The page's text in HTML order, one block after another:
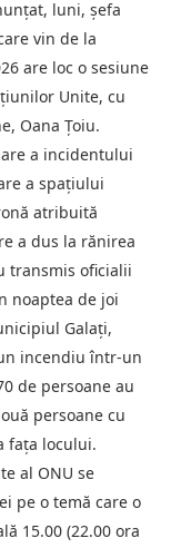
luni, șefa
vin de la
are loc o sesiune
Unite, cu
Oana Țoiu.
a incidentului
a spațiului
atribuită
a dus la rănirea
transmis oficialii
noaptea de joi
Galați,
incendiu într-un
de persoane au
persoane cu
fața locului.
al ONU se
pe o temă care o
15.00 (22.00 ora